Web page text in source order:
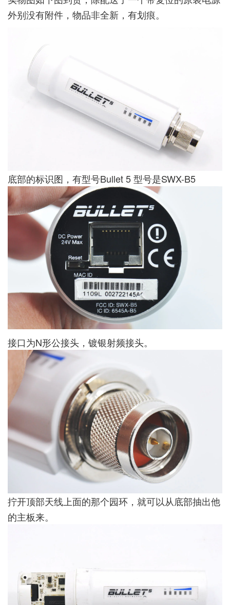
外别没有附件，物品非全新，有划痕。
底部的标识图，有型号Bullet 5 型号是SWX-B5
接口为N形公接头，镀银射频接头。
拧开顶部天线上面的那个园环，就可以从底部抽出他
的主板来。